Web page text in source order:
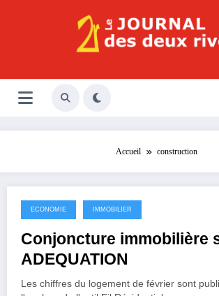
Le Journal des
Accueil construction
14 mars 2025
ECONOMIE IMMOBILIER
Conjoncture immobilière
ADEQUATION
Les chiffres du logement de février sont